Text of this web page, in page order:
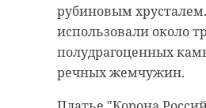
рубиновым хрусталем.
использовали около
полудрагоценных
речных жемчужин.